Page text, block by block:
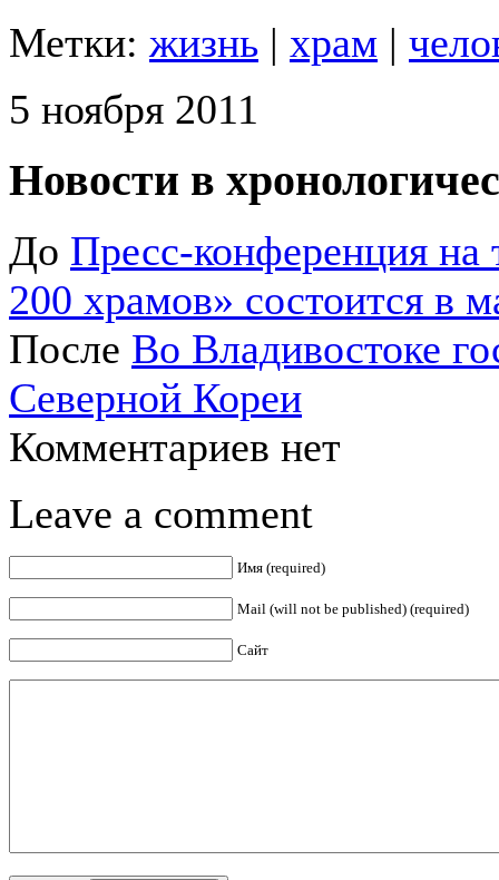
Метки: жизнь | храм |
5 ноября 2011
Новости в
До Пресс-конференция на
200 храмов» состоится в
После Во Владивостоке
Северной Кореи
Комментариев нет
Leave a comment
Имя (required)
Mail (will not be published) (required)
Сайт